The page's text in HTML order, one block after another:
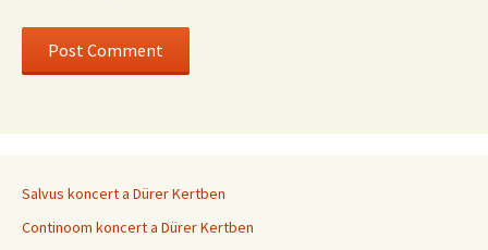
Salvus koncert a Dürer Kertben
Continoom koncert a Dürer Kertben